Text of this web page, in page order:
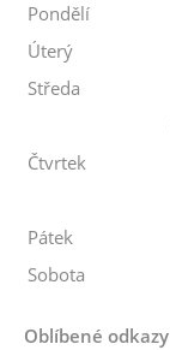
Pondělí
Úterý
Středa
Čtvrtek
Pátek
Sobota
Oblíbené odkazy